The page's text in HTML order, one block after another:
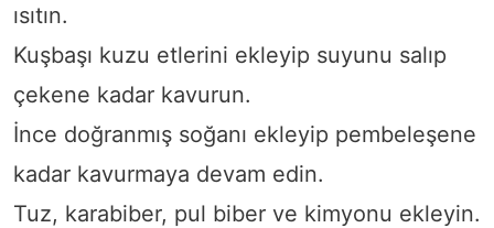
ısıtın.
Kuşbaşı kuzu etlerini ekleyip suyunu salıp
çekene kadar kavurun.
İnce doğranmış soğanı ekleyip pembeleşene
kadar kavurmaya devam edin.
Tuz, karabiber, pul biber ve kimyonu ekleyin.